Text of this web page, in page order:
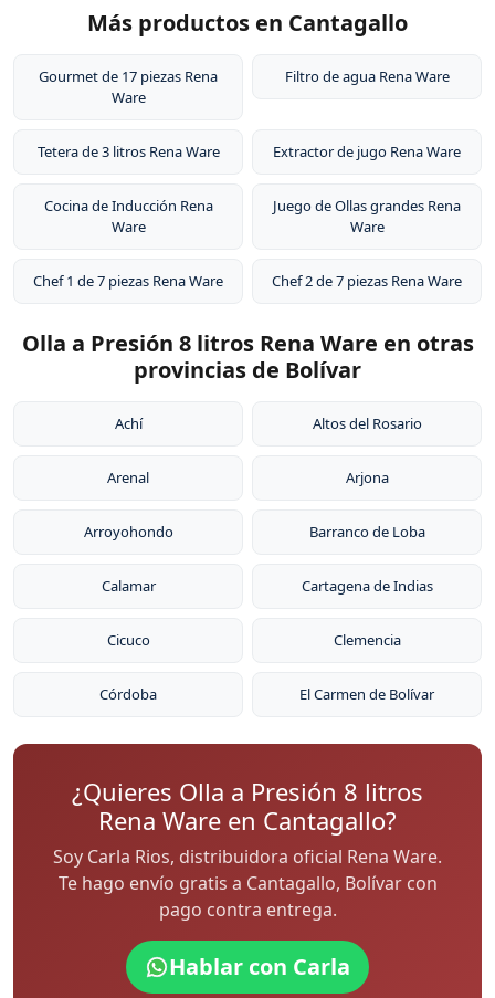
Más productos en Cantagallo
Gourmet de 17 piezas Rena
Ware
Filtro de agua Rena Ware
Tetera de 3 litros Rena Ware Extractor de jugo Rena Ware
Cocina de Inducción Rena
Ware
Juego de Ollas grandes Rena
Ware
Chef 1 de 7 piezas Rena Ware Chef 2 de 7 piezas Rena Ware
Olla a Presión 8 litros Rena Ware en otras
provincias de Bolívar
Achí Altos del Rosario
Arenal Arjona
Arroyohondo Barranco de Loba
Calamar Cartagena de Indias
Cicuco Clemencia
Córdoba El Carmen de Bolívar
¿Quieres Olla a Presión 8 litros
Rena Ware en Cantagallo?
Soy Carla Rios, distribuidora oficial Rena Ware.
Te hago envío gratis a Cantagallo, Bolívar con
pago contra entrega.
Hablar con Carla